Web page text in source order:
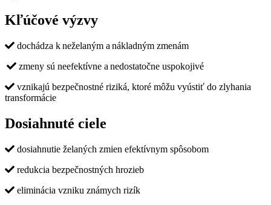
Kľúčové výzvy
dochádza k neželaným a nákladným zmenám
zmeny sú neefektívne a nedostatočne uspokojivé
vznikajú bezpečnostné riziká, ktoré môžu vyústiť do zlyhania
transformácie
Dosiahnuté ciele
dosiahnutie želaných zmien efektívnym spôsobom
redukcia bezpečnostných hrozieb
eliminácia vzniku známych rizík